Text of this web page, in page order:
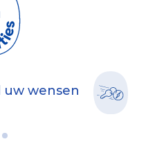
uw wensen